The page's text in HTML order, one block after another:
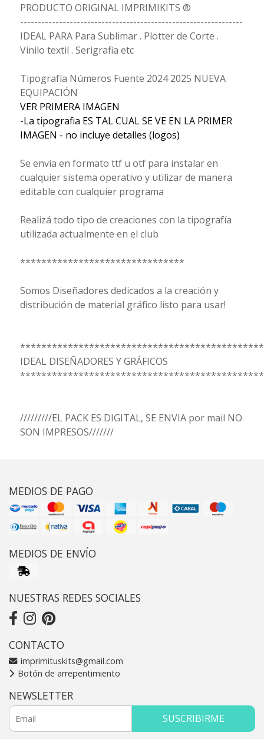
PRODUCTO ORIGINAL IMPRIMIKITS ®
---------------------------------------------------------------
IDEAL PARA Para Sublimar . Plotter de Corte .
Vinilo textil . Serigrafia etc
Tipografía Números Fuente 2024 2025 NUEVA
EQUIPACIÓN
VER PRIMERA IMAGEN
-La tipografia ES TAL CUAL SE VE EN LA PRIMER
IMAGEN - no incluye detalles (logos)
Se envía en formato ttf u otf para instalar en
cualquier sistema operativo y utilizar de manera
editable con cualquier programa
Realizá todo tipo de creaciones con la tipografía
utilizada actualmente en el club
*******************************
Somos Diseñadores dedicados a la creación y
distribución de material gráfico listo para usar!
IDEAL DISEÑADORES Y GRÁFICOS
/////////EL PACK ES DIGITAL, SE ENVIA por mail NO
SON IMPRESOS///////
MEDIOS DE PAGO
MEDIOS DE ENVÍO
NUESTRAS REDES SOCIALES
CONTACTO
imprimituskits@gmail.com
Botón de arrepentimiento
NEWSLETTER
SUSCRIBIRME